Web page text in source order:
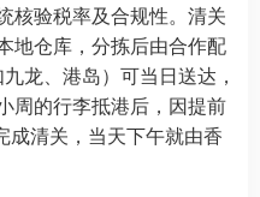
核验税率及合规性。清关
地仓库，分拣后由合作配
龙、港岛）可当日送达，
周的行李抵港后，因提前
成清关，当天下午就由香